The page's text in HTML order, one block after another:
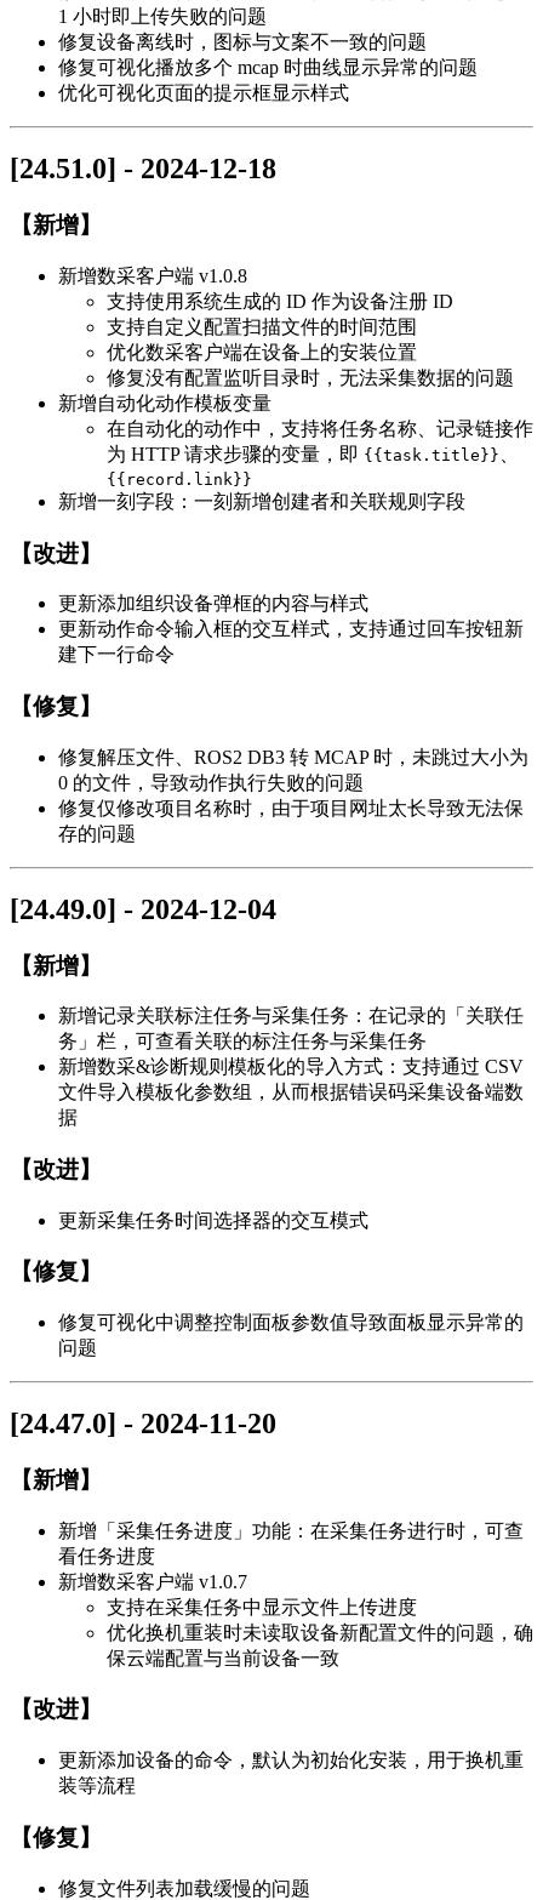
1 小时即上传失败的问题
修复设备离线时，图标与文案不一致的问题
修复可视化播放多个 mcap 时曲线显示异常的问题
优化可视化页面的提示框显示样式
[24.51.0] - 2024-12-18
【新增】
新增数采客户端 v1.0.8
支持使用系统生成的 ID 作为设备注册 ID
支持自定义配置扫描文件的时间范围
优化数采客户端在设备上的安装位置
修复没有配置监听目录时，无法采集数据的问题
新增自动化动作模板变量
在自动化的动作中，支持将任务名称、记录链接作
为 HTTP 请求步骤的变量，即 {{task.title}}
{{record.link}}
新增一刻字段：一刻新增创建者和关联规则字段
【改进】
更新添加组织设备弹框的内容与样式
更新动作命令输入框的交互样式，支持通过回车按钮新
建下一行命令
【修复】
修复解压文件、ROS2 DB3 转 MCAP 时，未跳过大小为
0 的文件，导致动作执行失败的问题
修复仅修改项目名称时，由于项目网址太长导致无法保
存的问题
[24.49.0] - 2024-12-04
【新增】
新增记录关联标注任务与采集任务：在记录的「关联任
务」栏，可查看关联的标注任务与采集任务
新增数采&诊断规则模板化的导入方式：支持通过 CSV
文件导入模板化参数组，从而根据错误码采集设备端数
据
【改进】
更新采集任务时间选择器的交互模式
【修复】
修复可视化中调整控制面板参数值导致面板显示异常的
问题
[24.47.0] - 2024-11-20
【新增】
新增「采集任务进度」功能：在采集任务进行时，可查
看任务进度
新增数采客户端 v1.0.7
支持在采集任务中显示文件上传进度
优化换机重装时未读取设备新配置文件的问题，确
保云端配置与当前设备一致
【改进】
更新添加设备的命令，默认为初始化安装，用于换机重
装等流程
【修复】
修复文件列表加载缓慢的问题